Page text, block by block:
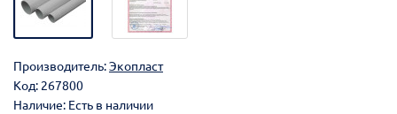
Производитель:Экопласт
Код: 267800
Наличие: Есть в наличии